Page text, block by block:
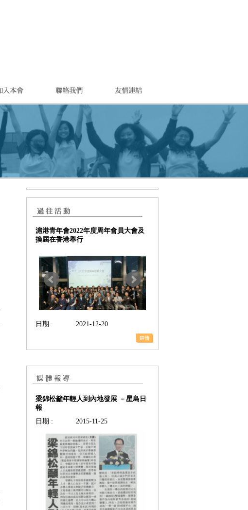
滬港青年會2022年度周年會員大會及
換屆在香港舉行
日期 : 2021-12-20
梁錦松籲年輕人到內地發展 －星島日
報
日期 :
2015-11-25